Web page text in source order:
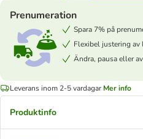
Prenumeration
Spara 7% på
Flexibel justering
Ändra, pausa eller
Leverans inom 2-5 vardagar Mer info
Produktinfo